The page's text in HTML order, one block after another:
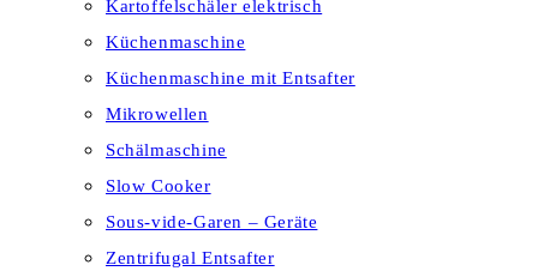
Kartoffelschäler elektrisch
Küchenmaschine
Küchenmaschine mit Entsafter
Mikrowellen
Schälmaschine
Slow Cooker
Sous-vide-Garen – Geräte
Zentrifugal Entsafter